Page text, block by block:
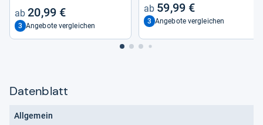
20,99 €
3 Angebote vergleichen
59,99 €
3 Angebote vergleichen
Datenblatt
Allgemein